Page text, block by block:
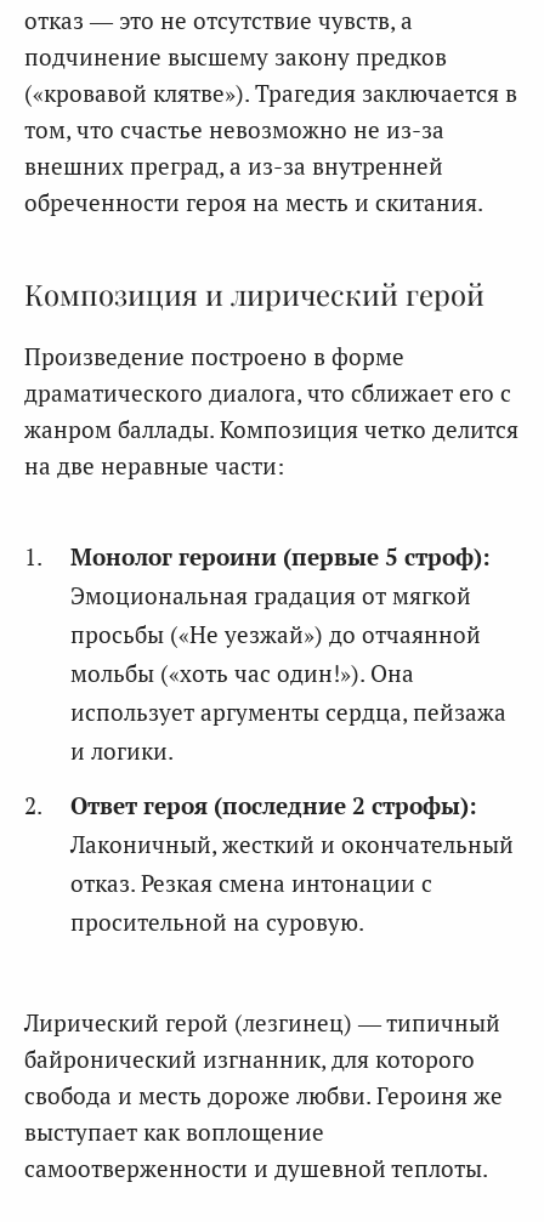
отказ — это не отсутствие чувств, а
подчинение высшему закону предков
(«кровавой клятве»). Трагедия заключается в
том, что счастье невозможно не из-за
внешних преград, а из-за внутренней
обреченности героя на месть и скитания.
Композиция и лирический герой
Произведение построено в форме
драматического диалога, что сближает его с
жанром баллады. Композиция четко делится
на две неравные части:
Монолог героини (первые 5 строф):
Эмоциональная градация от мягкой
просьбы («Не уезжай») до отчаянной
мольбы («хоть час один!»). Она
использует аргументы сердца, пейзажа
и логики.
Ответ героя (последние 2 строфы):
Лаконичный, жесткий и окончательный
отказ. Резкая смена интонации с
просительной на суровую.
Лирический герой (лезгинец) — типичный
байронический изгнанник, для которого
свобода и месть дороже любви. Героиня же
выступает как воплощение
самоотверженности и душевной теплоты.